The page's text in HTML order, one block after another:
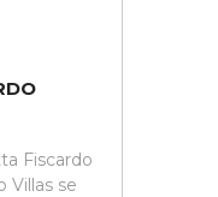
Fiscardo
Villas se